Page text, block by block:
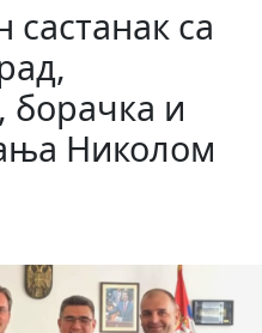
са
и
Николом